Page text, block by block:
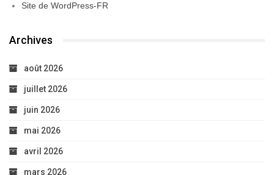
Site de WordPress-FR
Archives
août 2026
juillet 2026
juin 2026
mai 2026
avril 2026
mars 2026